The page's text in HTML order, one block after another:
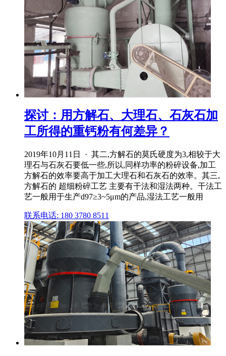
探讨：用方解石、大理石、石灰石加
工所得的重钙粉有何差异？
2019年10月11日 · 其二,方解石的莫氏硬度为3,相较于大
理石与石灰石要低一些,所以,同样功率的粉碎设备,加工
方解石的效率要高于加工大理石和石灰石的效率。其三,
方解石的 超细粉碎工艺 主要有干法和湿法两种。干法工
艺一般用于生产d97≥3~5μm的产品,湿法工艺一般用
联系电话: 180 3780 8511